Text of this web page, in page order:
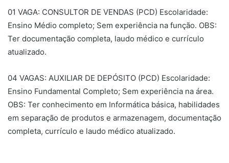
01 VAGA: CONSULTOR DE VENDAS (PCD) Escolaridade:
Ensino Médio completo; Sem experiência na função. OBS:
Ter documentação completa, laudo médico e currículo
atualizado.
04 VAGAS: AUXILIAR DE DEPÓSITO (PCD) Escolaridade:
Ensino Fundamental Completo; Sem experiência na área.
OBS: Ter conhecimento em Informática básica, habilidades
em separação de produtos e armazenagem, documentação
completa, currículo e laudo médico atualizado.